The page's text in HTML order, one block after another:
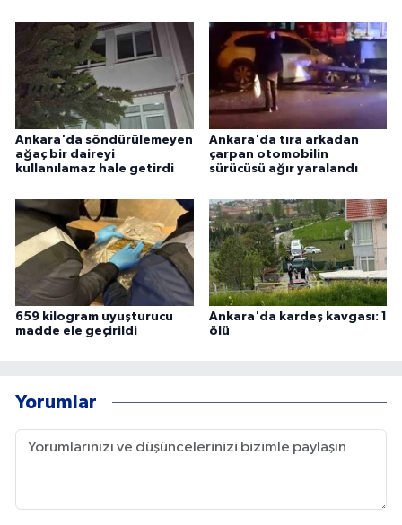
Ankara'da söndürülemeyen
ağaç bir daireyi
kullanılamaz hale getirdi
Ankara'da tıra arkadan
çarpan otomobilin
sürücüsü ağır yaralandı
659 kilogram uyuşturucu
madde ele geçirildi
Ankara'da kardeş kavgası: 1
ölü
Yorumlar